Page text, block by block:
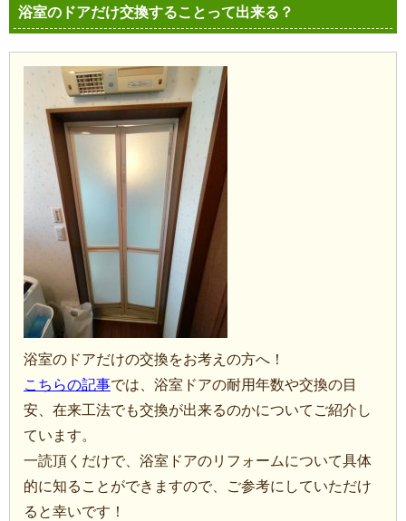
浴室のドアだけ交換することって出来る？
浴室のドアだけの交換をお考えの方へ！
こちらの記事では、浴室ドアの耐用年数や交換の目
安、在来工法でも交換が出来るのかについてご紹介し
ています。
一読頂くだけで、浴室ドアのリフォームについて具体
的に知ることができますので、ご参考にしていただけ
ると幸いです！